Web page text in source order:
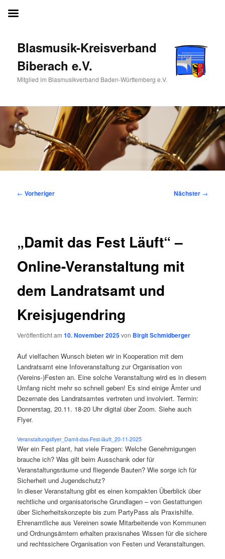
Blasmusik-Kreisverband
Biberach e.V.
Mitglied im Blasmusikverband Baden-Württemberg e.V.
Beitragsnavigation
← Vorheriger Nächster →
„Damit das Fest Läuft“ –
Online-Veranstaltung mit
dem Landratsamt und
Kreisjugendring
Veröffentlicht am10. November 2025von Birgit Schmidberger
Auf vielfachen Wunsch bieten wir in Kooperation mit dem
Landratsamt eine Infoveranstaltung zur Organisation von
(Vereins-)Festen an. Eine solche Veranstaltung wird es in diesem
Umfang nicht mehr so schnell geben! Es sind einige Ämter und
Dezernate des Landratsamtes vertreten und involviert. Termin:
Donnerstag, 20.11. 18-20 Uhr digital über Zoom. Siehe auch
Flyer.
Veranstaltungsflyer_Damit-das-Fest-läuft_20-11-2025
Wer ein Fest plant, hat viele Fragen: Welche Genehmigungen
brauche ich? Was gilt beim Ausschank oder für
Veranstaltungsräume und fliegende Bauten? Wie sorge ich für
Sicherheit und Jugendschutz?
In dieser Veranstaltung gibt es einen kompakten Überblick über
rechtliche und organisatorische Grundlagen – von Gestattungen
über Sicherheitskonzepte bis zum PartyPass als Praxishilfe.
Ehrenamtliche aus Vereinen sowie Mitarbeitende von Kommunen
und Ordnungsämtern erhalten praxisnahes Wissen für die sichere
und rechtssichere Organisation von Festen und Veranstaltungen.